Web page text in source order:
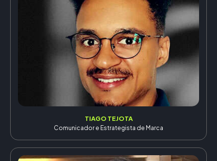
TIAGO TEJOTA
Comunicador e Estrategista de Marca